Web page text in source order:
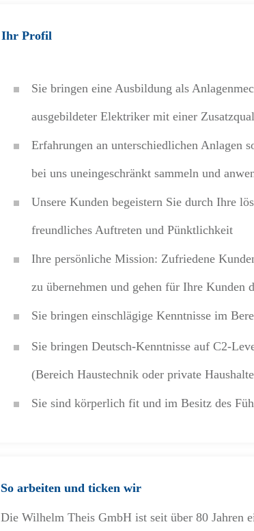
Ihr Profil
Sie bringen eine Ausbildung als
ausgebildeter Elektriker mit einer
Erfahrungen an unterschiedlichen Anlagen
bei uns uneingeschränkt sammeln und
Unsere Kunden begeistern Sie durch Ihre
freundliches Auftreten und Pünktlichkeit
Ihre persönliche Mission: Zufriedene
zu übernehmen und gehen für Ihre Kunden
Sie bringen einschlägige Kenntnisse im
Sie bringen Deutsch-Kenntnisse auf C2-
(Bereich Haustechnik oder private
Sie sind körperlich fit und im Besitz des
So arbeiten und ticken wir
Die Wilhelm Theis GmbH ist seit über 80 Jahren